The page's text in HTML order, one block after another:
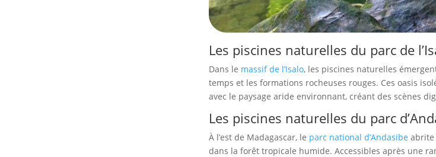
Les piscines naturelles du parc de
Dans le massif de l’Isalo, les piscines naturelles
temps et les formations rocheuses rouges. Ces oasis
avec le paysage aride environnant, créant des scènes
Les piscines naturelles du parc
À l’est de Madagascar, le parc national d’Andasibe abrite
dans la forêt tropicale humide. Accessibles après une